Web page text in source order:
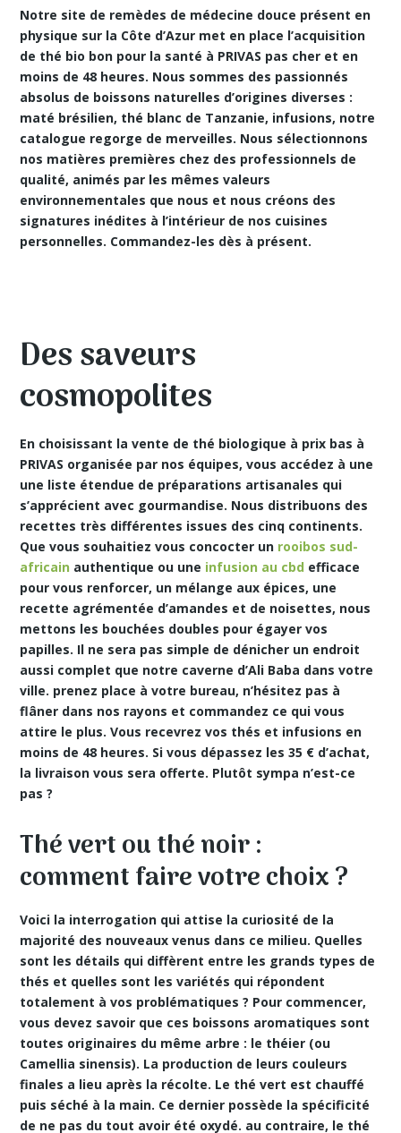
Notre site de remèdes de médecine douce présent en
physique sur la Côte d’Azur met en place l’acquisition
de thé bio bon pour la santé à PRIVAS pas cher et en
moins de 48 heures. Nous sommes des passionnés
absolus de boissons naturelles d’origines diverses :
maté brésilien, thé blanc de Tanzanie, infusions, notre
catalogue regorge de merveilles. Nous sélectionnons
nos matières premières chez des professionnels de
qualité, animés par les mêmes valeurs
environnementales que nous et nous créons des
signatures inédites à l’intérieur de nos cuisines
personnelles. Commandez-les dès à présent.
Des saveurs
cosmopolites
En choisissant la vente de thé biologique à prix bas à
PRIVAS organisée par nos équipes, vous accédez à une
une liste étendue de préparations artisanales qui
s’apprécient avec gourmandise. Nous distribuons des
recettes très différentes issues des cinq continents.
Que vous souhaitiez vous concocter un rooibos sud-
africain authentique ou une infusion au cbd efficace
pour vous renforcer, un mélange aux épices, une
recette agrémentée d’amandes et de noisettes, nous
mettons les bouchées doubles pour égayer vos
papilles. Il ne sera pas simple de dénicher un endroit
aussi complet que notre caverne d’Ali Baba dans votre
ville. prenez place à votre bureau, n’hésitez pas à
flâner dans nos rayons et commandez ce qui vous
attire le plus. Vous recevrez vos thés et infusions en
moins de 48 heures. Si vous dépassez les 35 € d’achat,
la livraison vous sera offerte. Plutôt sympa n’est-ce
pas ?
Thé vert ou thé noir :
comment faire votre choix ?
Voici la interrogation qui attise la curiosité de la
majorité des nouveaux venus dans ce milieu. Quelles
sont les détails qui diffèrent entre les grands types de
thés et quelles sont les variétés qui répondent
totalement à vos problématiques ? Pour commencer,
vous devez savoir que ces boissons aromatiques sont
toutes originaires du même arbre : le théier (ou
Camellia sinensis). La production de leurs couleurs
finales a lieu après la récolte. Le thé vert est chauffé
puis séché à la main. Ce dernier possède la spécificité
de ne pas du tout avoir été oxydé. au contraire, le thé